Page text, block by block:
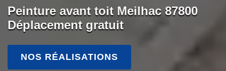
Peinture avant toit Meilhac 87800
Déplacement gratuit
NOS RÉALISATIONS